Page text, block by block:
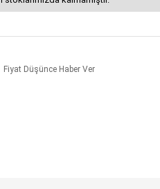
Fiyat Düşünce Haber Ver